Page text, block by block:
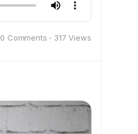
0 Comments · 317 Views